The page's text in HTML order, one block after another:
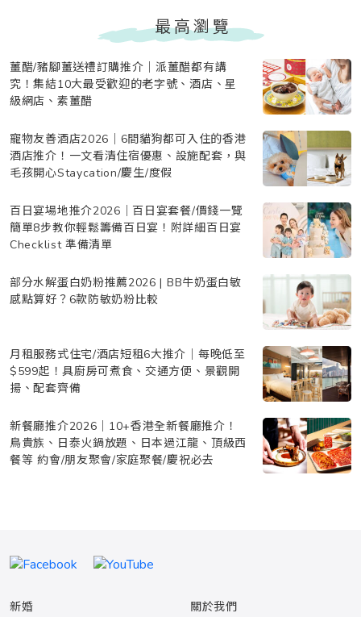
最高瀏覽
薑醋/豬腳薑送禮訂購推介｜派薑醋都有講
究！集結10大最受歡迎的老字號、酒店、星
級網店、素薑醋
寵物友善酒店2026｜6間貓狗都可入住的香港
酒店推介！一文看清住宿優惠、設施配套，與
毛孩開心Staycation/慶生/度假
百日宴場地推介2026｜百日宴套餐/價錢一覽
簡單8步教你輕鬆籌備百日宴！附詳細百日宴
Checklist 準備清單
部分水解蛋白奶粉推薦2026 | BB牛奶蛋白敏
感點算好？6款防敏奶粉比較
月租服務式住宅/酒店短租6大推介｜每晚低至
$599起！具廚房可煮食、交通方便、景觀開
揚、配套齊備
新餐廳推介2026｜10+香港全新餐廳推介！
鳥貴族、日泰火鍋放題、日本過江龍、頂級西
餐等 約會/朋友聚會/家庭聚餐/慶祝必去
新婚 關於我們